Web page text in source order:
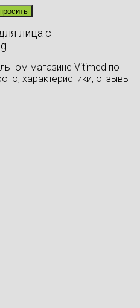
лица с
магазине Vitimed по
характеристики, отзывы